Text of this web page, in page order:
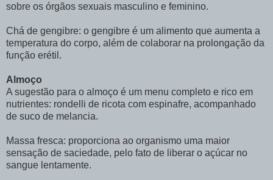
sobre os órgãos sexuais masculino e feminino.
Chá de gengibre: o gengibre é um alimento que aumenta a
temperatura do corpo, além de colaborar na prolongação da
função erétil.
Almoço
A sugestão para o almoço é um menu completo e rico em
nutrientes: rondelli de ricota com espinafre, acompanhado
de suco de melancia.
Massa fresca: proporciona ao organismo uma maior
sensação de saciedade, pelo fato de liberar o açúcar no
sangue lentamente.